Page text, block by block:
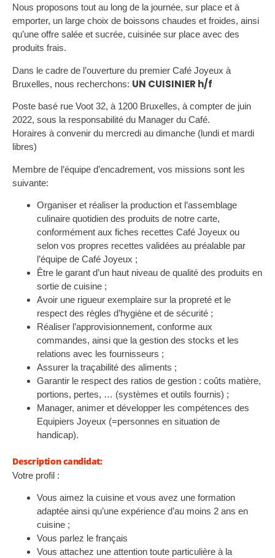
Nous proposons tout au long de la journée, sur place et à
emporter, un large choix de boissons chaudes et froides, ainsi
qu’une offre salée et sucrée, cuisinée sur place avec des
produits frais.
Dans le cadre de l’ouverture du premier Café Joyeux à
Bruxelles, nous recherchons: UN CUISINIER h/f
Poste basé rue Voot 32, à 1200 Bruxelles, à compter de juin
2022, sous la responsabilité du Manager du Café.
Horaires à convenir du mercredi au dimanche (lundi et mardi
libres)
Membre de l’équipe d’encadrement, vos missions sont les
suivante:
Organiser et réaliser la production et l’assemblage
culinaire quotidien des produits de notre carte,
conformément aux fiches recettes Café Joyeux ou
selon vos propres recettes validées au préalable par
l’équipe de Café Joyeux ;
Être le garant d’un haut niveau de qualité des produits en
sortie de cuisine ;
Avoir une rigueur exemplaire sur la propreté et le
respect des règles d’hygiène et de sécurité ;
Réaliser l’approvisionnement, conforme aux
commandes, ainsi que la gestion des stocks et les
relations avec les fournisseurs ;
Assurer la traçabilité des aliments ;
Garantir le respect des ratios de gestion : coûts matière,
portions, pertes, … (systèmes et outils fournis) ;
Manager, animer et développer les compétences des
Equipiers Joyeux (=personnes en situation de
handicap).
Description candidat:
Votre profil :
Vous aimez la cuisine et vous avez une formation
adaptée ainsi qu’une expérience d’au moins 2 ans en
cuisine ;
Vous parlez le français
Vous attachez une attention toute particulière à la